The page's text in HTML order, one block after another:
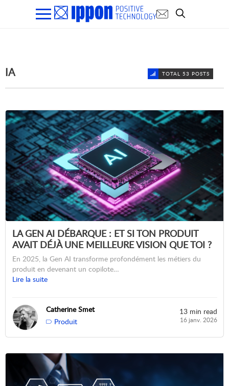
IA TOTAL 53 POSTS
LA GEN AI DÉBARQUE : ET SI TON PRODUIT
AVAIT DÉJÀ UNE MEILLEURE VISION QUE TOI ?
En 2025, la Gen AI transforme profondément les métiers du
produit en devenant un copilote…
Lire la suite
Catherine Smet
Produit
13 min read
16 janv. 2026